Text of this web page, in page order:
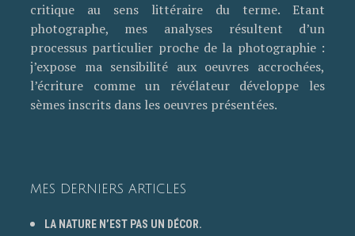
critique au sens littéraire du terme. Etant
photographe, mes analyses résultent d’un
processus particulier proche de la photographie :
j’expose ma sensibilité aux oeuvres accrochées,
l’écriture comme un révélateur développe les
sèmes inscrits dans les oeuvres présentées.
MES DERNIERS ARTICLES
LA NATURE N’EST PAS UN DÉCOR.